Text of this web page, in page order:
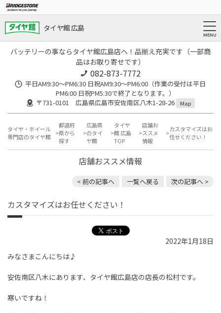
タイヤ館 広島
バッテリーの事ならタイヤ館広島店へ！品揃え充実です（一部商
品はお取り寄せです）
082-873-7772
平日AM9:30～PM6:30 日祝AM9:30〜PM6:00（作業の受付は平日
PM6:00 日祝PM5:30で終了となります。）
〒731-0101 広島県広島市安佐南区八木1-28-26
Map
タイヤ・ホイール
専門店のタイヤ館
都道府
県から
探す
広島県
のタイ
ヤ館
タイヤ
館 広島
TOP
店舗お
ススメ
情報
カスタマイズはお
任せください！
店舗おススメ情報
< 前の記事へ 一覧へ戻る 次の記事へ >
カスタマイズはお任せください！
2022年1月18日
みなさまこんにちは♪
安佐南区八木にあります、タイヤ館広島店の店長の松村です。
寒いですね！